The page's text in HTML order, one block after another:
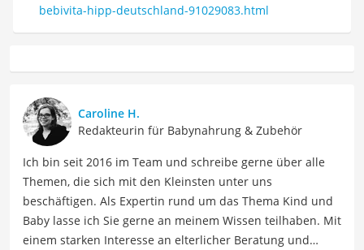
bebivita-hipp-deutschland-91029083.html
Caroline H.
Redakteurin für Babynahrung & Zubehör
Ich bin seit 2016 im Team und schreibe gerne über alle
Themen, die sich mit den Kleinsten unter uns
beschäftigen. Als Expertin rund um das Thema Kind und
Baby lasse ich Sie gerne an meinem Wissen teilhaben. Mit
einem starken Interesse an elterlicher Beratung und